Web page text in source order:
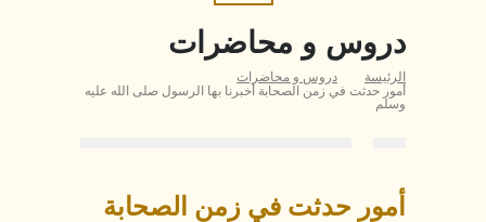
دروس و محاضرات
الرئيسة
دروس و محاضرات
أمور حدثت في زمن الصحابة أخبرنا بها الرسول صلى الله عليه
وسلم
أمور حدثت في زمن الصحابة